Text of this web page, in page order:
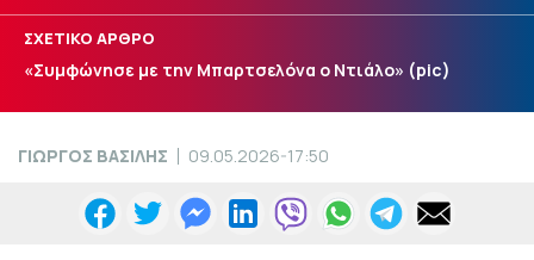
ΣΧΕΤΙΚΟ ΑΡΘΡΟ
«Συμφώνησε με την Μπαρτσελόνα ο Ντιάλο» (pic)
ΓΙΩΡΓΟΣ ΒΑΣΙΛΗΣ 09.05.2026-17:50